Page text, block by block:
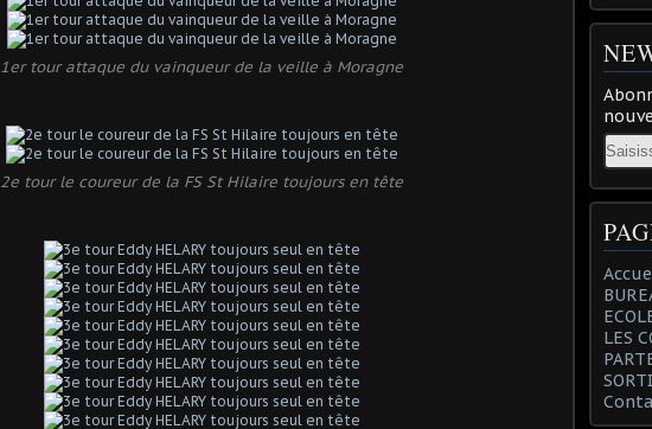
1er tour attaque du vainqueur de la veille à Moragne
2e tour le coureur de la FS St Hilaire toujours en tête
Email
LES